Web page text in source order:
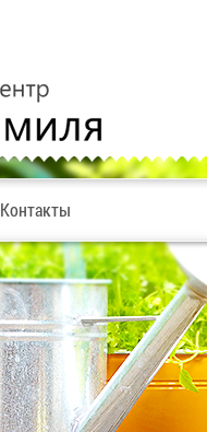
Контакты